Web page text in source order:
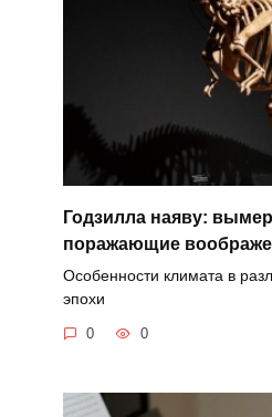
Годзилла наяву:
поражающие
Особенности климата в
эпохи
0 0